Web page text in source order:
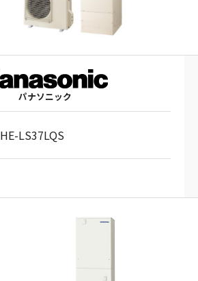
パナソニック
HE-LS37LQS